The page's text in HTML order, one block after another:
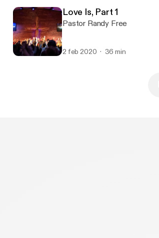
Love Is, Part 1
Pastor Randy Free
2 feb 2020 36 min